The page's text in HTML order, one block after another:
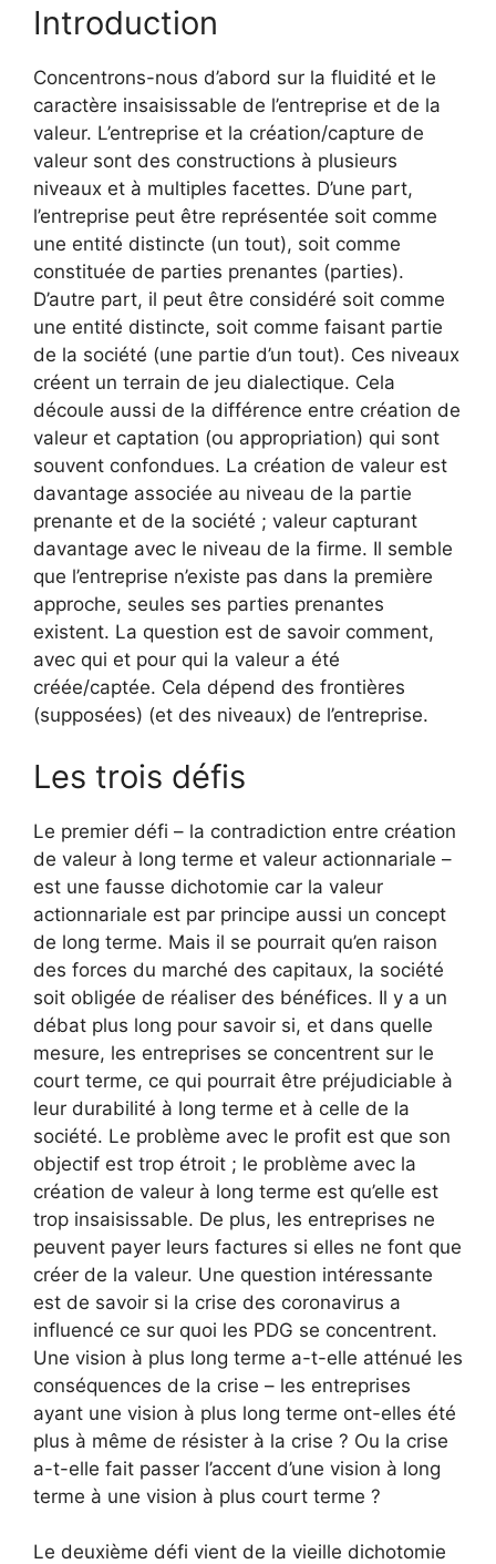
Introduction
Concentrons-nous d’abord sur la fluidité et le
caractère insaisissable de l’entreprise et de la
valeur. L’entreprise et la création/capture de
valeur sont des constructions à plusieurs
niveaux et à multiples facettes. D’une part,
l’entreprise peut être représentée soit comme
une entité distincte (un tout), soit comme
constituée de parties prenantes (parties).
D’autre part, il peut être considéré soit comme
une entité distincte, soit comme faisant partie
de la société (une partie d’un tout). Ces niveaux
créent un terrain de jeu dialectique. Cela
découle aussi de la différence entre création de
valeur et captation (ou appropriation) qui sont
souvent confondues. La création de valeur est
davantage associée au niveau de la partie
prenante et de la société ; valeur capturant
davantage avec le niveau de la firme. Il semble
que l’entreprise n’existe pas dans la première
approche, seules ses parties prenantes
existent. La question est de savoir comment,
avec qui et pour qui la valeur a été
créée/captée. Cela dépend des frontières
(supposées) (et des niveaux) de l’entreprise.
Les trois défis
Le premier défi – la contradiction entre création
de valeur à long terme et valeur actionnariale –
est une fausse dichotomie car la valeur
actionnariale est par principe aussi un concept
de long terme. Mais il se pourrait qu’en raison
des forces du marché des capitaux, la société
soit obligée de réaliser des bénéfices. Il y a un
débat plus long pour savoir si, et dans quelle
mesure, les entreprises se concentrent sur le
court terme, ce qui pourrait être préjudiciable à
leur durabilité à long terme et à celle de la
société. Le problème avec le profit est que son
objectif est trop étroit ; le problème avec la
création de valeur à long terme est qu’elle est
trop insaisissable. De plus, les entreprises ne
peuvent payer leurs factures si elles ne font que
créer de la valeur. Une question intéressante
est de savoir si la crise des coronavirus a
influencé ce sur quoi les PDG se concentrent.
Une vision à plus long terme a-t-elle atténué les
conséquences de la crise – les entreprises
ayant une vision à plus long terme ont-elles été
plus à même de résister à la crise ? Ou la crise
a-t-elle fait passer l’accent d’une vision à long
terme à une vision à plus court terme ?
Le deuxième défi vient de la vieille dichotomie